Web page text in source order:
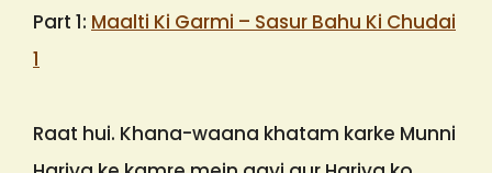
Part 1: Maalti Ki Garmi – Sasur Bahu Ki Chudai
1
Raat hui. Khana-waana khatam karke Munni